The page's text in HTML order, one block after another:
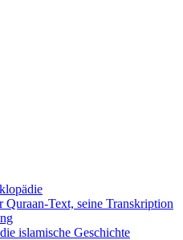
Quraan-Text, seine Transkription
islamische Geschichte